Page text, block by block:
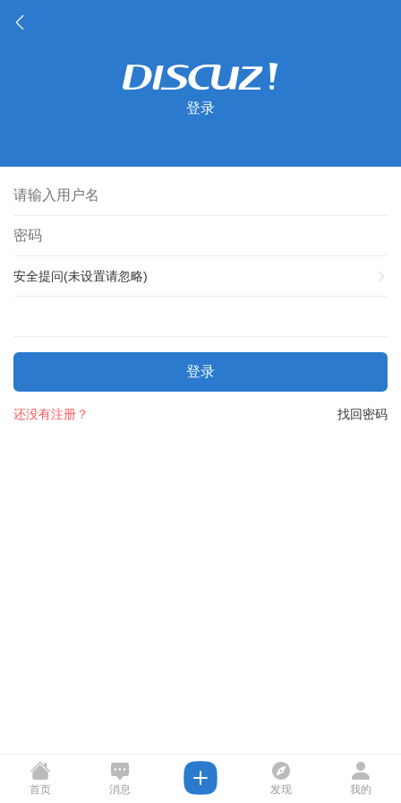
登录
安全提问(未设置请忽略)
登录
找回密码
还没有注册？
首页 消息 发现 我的